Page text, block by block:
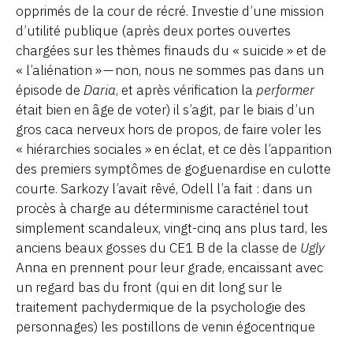
opprimés de la cour de récré. Investie d’une mission
d’utilité publique (après deux portes ouvertes
chargées sur les thèmes finauds du « suicide » et de
« l’aliénation » — non, nous ne sommes pas dans un
épisode de Daria, et après vérification la performer
était bien en âge de voter) il s’agit, par le biais d’un
gros caca nerveux hors de propos, de faire voler les
« hiérarchies sociales » en éclat, et ce dès l’apparition
des premiers symptômes de goguenardise en culotte
courte. Sarkozy l’avait rêvé, Odell l’a fait : dans un
procès à charge au déterminisme caractériel tout
simplement scandaleux, vingt-cinq ans plus tard, les
anciens beaux gosses du CE1 B de la classe de Ugly
Anna en prennent pour leur grade, encaissant avec
un regard bas du front (qui en dit long sur le
traitement pachydermique de la psychologie des
personnages) les postillons de venin égocentrique